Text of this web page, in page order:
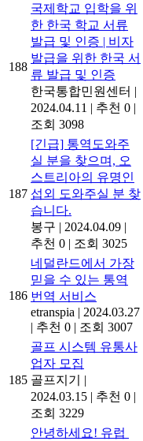
188
국제학교 입학을 위
한 한국 학교 서류
발급 및 인증 | 비자
발급을 위한 한국 서
류 발급 및 인증
한국통합민원센터 |
2024.04.11 | 추천 0 |
조회 3098
187
[긴급] 통역도와주
실 분을 찾으며, 오
스트리아의 유명인
섭외 도와주실 분 찾
습니다.
봉구 | 2024.04.09 |
추천 0 | 조회 3025
186
네덜란드에서 가장
믿을 수 있는 통역
번역 서비스
etranspia | 2024.03.27
| 추천 0 | 조회 3007
185
골프 시스템 유통사
업자 모집
골프지기
|
2024.03.15 | 추천 0 |
조회 3229
안녕하세요! 유럽 ​​